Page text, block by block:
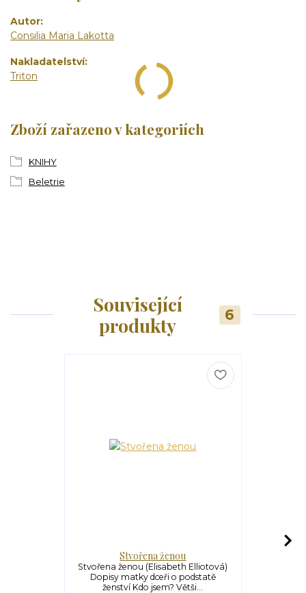
Autor
Consilia Maria Lakotta
Nakladatelství
Triton
Zboží zařazeno v kategoriích
KNIHY
Beletrie
Související
produkty
6
Stvořena ženou
Stvořena ženou (Elisabeth Elliotová)
Dopisy matky dceři o podstatě
ženství Kdo jsem? Větši...